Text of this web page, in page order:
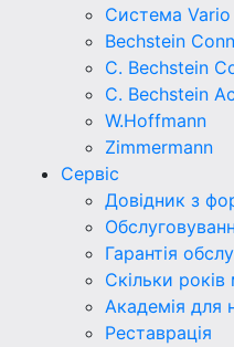
Система Vario
Bechstein
C. Bechstein
C. Bechstein
W.Hoffmann
Zimmermann
Сервіс
Довідник з
Гарантія
Скільки
Академія для
Реставрація